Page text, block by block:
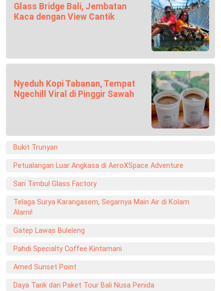
Glass Bridge Bali, Jembatan
Kaca dengan View Cantik
Nyeduh Kopi Tabanan, Tempat
Ngechill Viral di Pinggir Sawah
Bukit Trunyan
Petualangan Luar Angkasa di AeroXSpace Adventure
Sari Timbul Glass Factory
Telaga Surya Karangasem, Segarnya Main Air di Kolam
Alami!
Gatep Lawas Buleleng
Pahdi Specialty Coffee Kintamani
Amed Sunset Point
Daya Tarik dan Paket Tour Bali Nusa Penida